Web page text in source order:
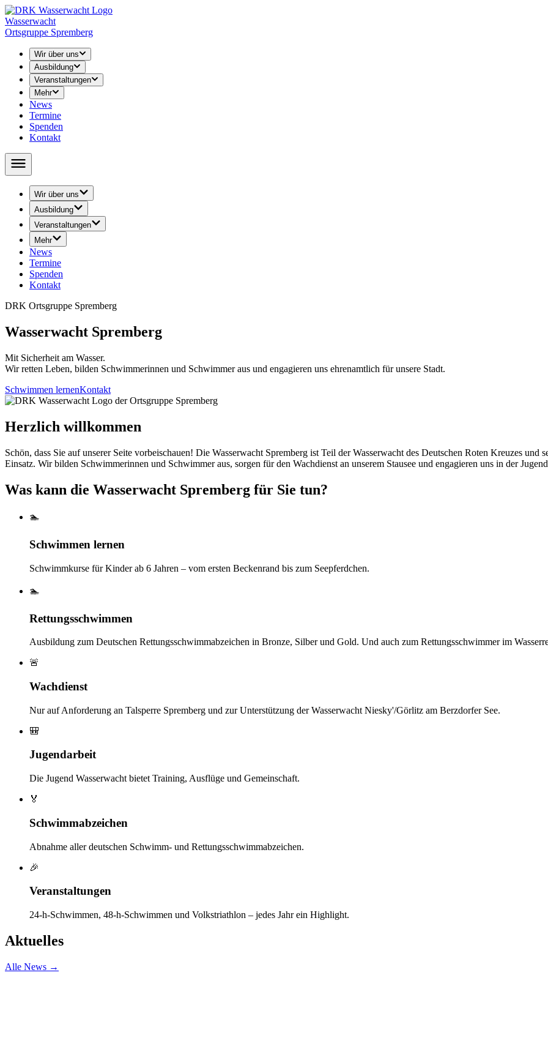
Wasserwacht
Ortsgruppe Spremberg
Wir über uns
Ausbildung
Veranstaltungen
Mehr
News
Termine
Spenden
Kontakt
Wir über uns
› Leitung
› Unser Training
› Abschied
› Geschichte
Ausbildung
› Rettungsschwimmen
› Schwimmunterricht
Veranstaltungen
› 24-h-Schwimmen
› 48-h-Schwimmen
Mehr
› Öffentlichkeitsarbeit
› Youtube
› Rätsel / Basteln / Malvorlagen
News
Termine
Spenden
Kontakt
DRK Ortsgruppe Spremberg
Wasserwacht Spremberg
Mit Sicherheit am Wasser.
Wir retten Leben, bilden Schwimmerinnen und Schwimmer aus und engagieren uns ehrenamtlich für unsere Stadt.
Schwimmen lernenKontakt
Herzlich willkommen
Schön, dass Sie auf unserer Seite vorbeischauen! Die Wasserwacht Spremberg ist Teil der Wasserwacht des Deutschen Roten Kreuzes und
Einsatz. Wir bilden Schwimmerinnen und Schwimmer aus, sorgen für den Wachdienst an unserem Stausee und engagieren uns in der
Was kann die Wasserwacht Spremberg für Sie tun?
🏊
Schwimmen lernen
Schwimmkurse für Kinder ab 6 Jahren – vom ersten Beckenrand bis zum Seepferdchen.
🏊
Rettungsschwimmen
Ausbildung zum Deutschen Rettungsschwimmabzeichen in Bronze, Silber und Gold. Und auch zum Rettungsschwimmer im
🚨
Wachdienst
Nur auf Anforderung an Talsperre Spremberg und zur Unterstützung der Wasserwacht Niesky'/Görlitz am Berzdorfer See.
🎒
Jugendarbeit
Die Jugend Wasserwacht bietet Training, Ausflüge und Gemeinschaft.
🏅
Schwimmabzeichen
Abnahme aller deutschen Schwimm- und Rettungsschwimmabzeichen.
🎉
Veranstaltungen
24-h-Schwimmen, 48-h-Schwimmen und Volkstriathlon – jedes Jahr ein Highlight.
Aktuelles
Alle News →